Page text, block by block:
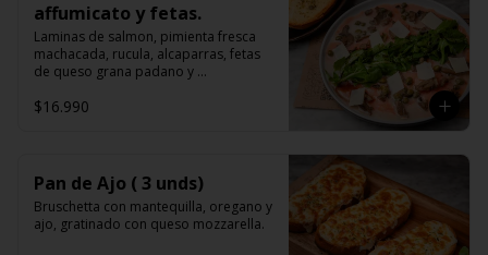
affumicato y fetas.
Laminas de salmon, pimienta fresca
machacada, rucula, alcaparras, fetas
de queso grana padano y
$16.990
Pan de Ajo ( 3 unds)
Bruschetta con mantequilla, oregano y
ajo, gratinado con queso mozzarella.